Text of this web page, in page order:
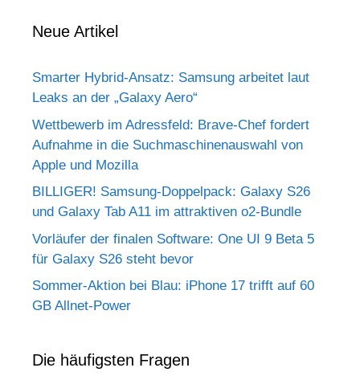
Neue Artikel
Smarter Hybrid-Ansatz: Samsung arbeitet laut
Leaks an der „Galaxy Aero“
Wettbewerb im Adressfeld: Brave-Chef fordert
Aufnahme in die Suchmaschinenauswahl von
Apple und Mozilla
BILLIGER! Samsung-Doppelpack: Galaxy S26
und Galaxy Tab A11 im attraktiven o2-Bundle
Vorläufer der finalen Software: One UI 9 Beta 5
für Galaxy S26 steht bevor
Sommer-Aktion bei Blau: iPhone 17 trifft auf 60
GB Allnet-Power
Die häufigsten Fragen